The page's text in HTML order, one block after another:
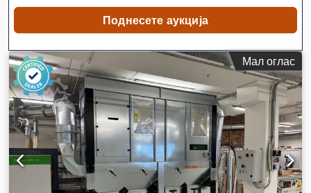
Поднесете аукција
Мал оглас